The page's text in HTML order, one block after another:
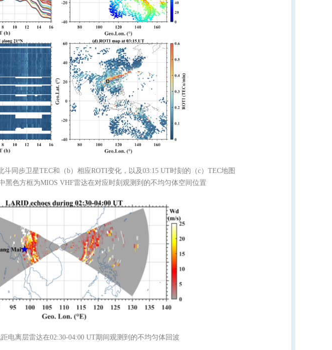
斗同步卫星TEC和（b）相应ROTI变化，以及03:15 UT时刻的（c）TEC地图
黑色方框为MIOS VHF雷达在对应时刻观测到的不均匀体空间位置
电离层雷达在02:30-04:00 UT期间观测到的不均匀体回波